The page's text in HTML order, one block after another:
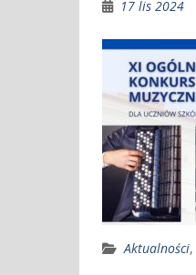
17 lis 2024
Aktualności,